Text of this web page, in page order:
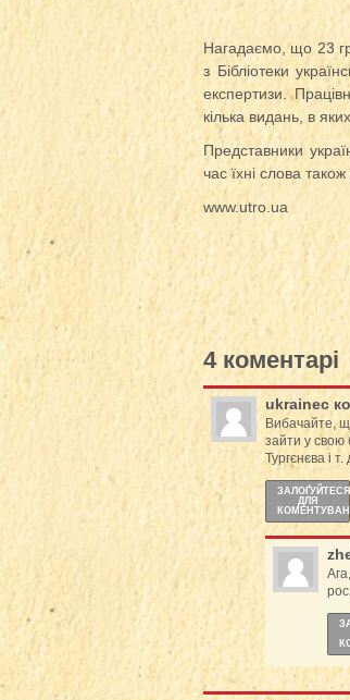
Нагадаємо, що 23
з Бібліотеки
експертизи.
кілька видань, в
Представники
час їхні слова
www.utro.ua
4 коментарі
ukrainec
Вибачайте,
зайти у свою
Тургєнєва і
ЗАЛОҐУЙТЕСЯ
ДЛЯ